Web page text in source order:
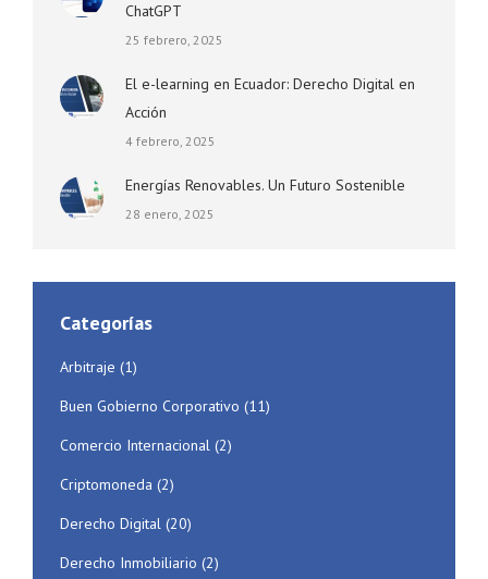
ChatGPT
25 febrero, 2025
El e-learning en Ecuador: Derecho Digital en
Acción
4 febrero, 2025
Energías Renovables. Un Futuro Sostenible
28 enero, 2025
Categorías
Arbitraje (1)
Buen Gobierno Corporativo (11)
Comercio Internacional (2)
Criptomoneda (2)
Derecho Digital (20)
Derecho Inmobiliario (2)